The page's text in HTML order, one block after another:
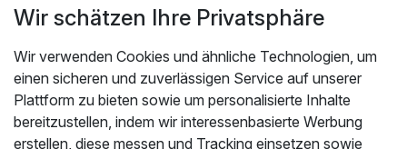
in der Region
Wir schätzen Ihre Privatsphäre
Wir verwenden Cookies und ähnliche Technologien, um
einen sicheren und zuverlässigen Service auf unserer
Plattform zu bieten sowie um personalisierte Inhalte
bereitzustellen, indem wir interessenbasierte Werbung
erstellen, diese messen und Tracking einsetzen sowie